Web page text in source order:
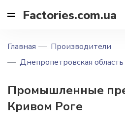
Factories.com.ua
Главная
Производители
Днепропетровская область
Промышленные
Кривом Роге